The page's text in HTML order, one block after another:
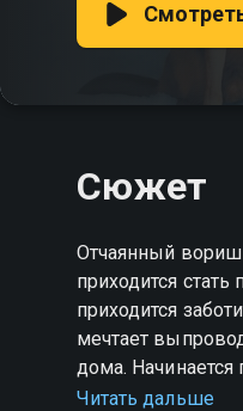
Сюжет
Отчаянный
приходится
приходится
мечтает
дома.
изворотливость.
Читать дальше